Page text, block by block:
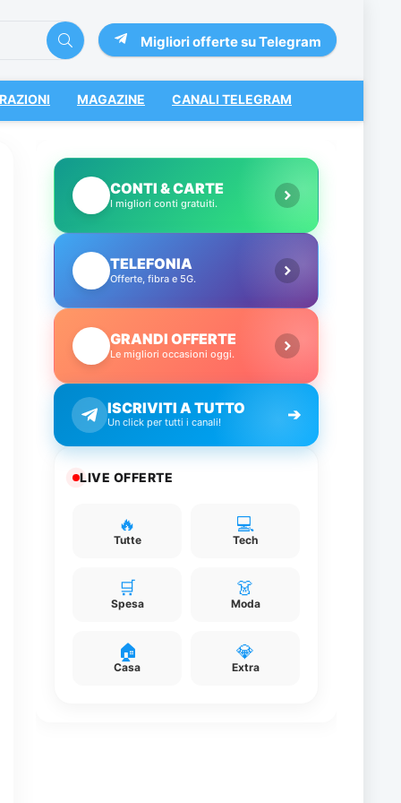
Migliori offerte su Telegram
MAGAZINE CANALI TELEGRAM
CONTI & CARTE
I migliori conti gratuiti.
TELEFONIA
Offerte, fibra e 5G.
GRANDI OFFERTE
Le migliori occasioni oggi.
ISCRIVITI A TUTTO
Un click per tutti i canali! ➔
LIVE OFFERTE
🔥
Tutte
💻
Tech
🛒
Spesa
👗
Moda
🏠
Casa
💎
Extra